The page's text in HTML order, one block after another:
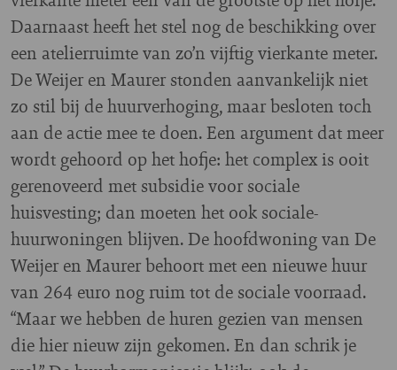
Daarnaast heeft het stel nog de beschikking over
een atelierruimte van zo’n vijftig vierkante meter.
De Weijer en Maurer stonden aanvankelijk niet
zo stil bij de huurverhoging, maar besloten toch
aan de actie mee te doen. Een argument dat meer
wordt gehoord op het hofje: het complex is ooit
gerenoveerd met subsidie voor sociale
huisvesting; dan moeten het ook sociale-
huurwoningen blijven. De hoofdwoning van De
Weijer en Maurer behoort met een nieuwe huur
van 264 euro nog ruim tot de sociale voorraad.
“Maar we hebben de huren gezien van mensen
die hier nieuw zijn gekomen. En dan schrik je